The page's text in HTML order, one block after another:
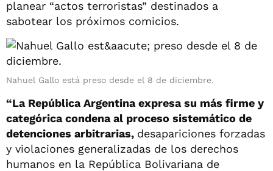
planear “actos terroristas” destinados a
sabotear los próximos comicios.
Nahuel Gallo está preso desde el 8 de diciembre.
“La República Argentina expresa su más firme y
categórica condena al proceso sistemático de
detenciones arbitrarias, desapariciones forzadas
y violaciones generalizadas de los derechos
humanos en la República Bolivariana de